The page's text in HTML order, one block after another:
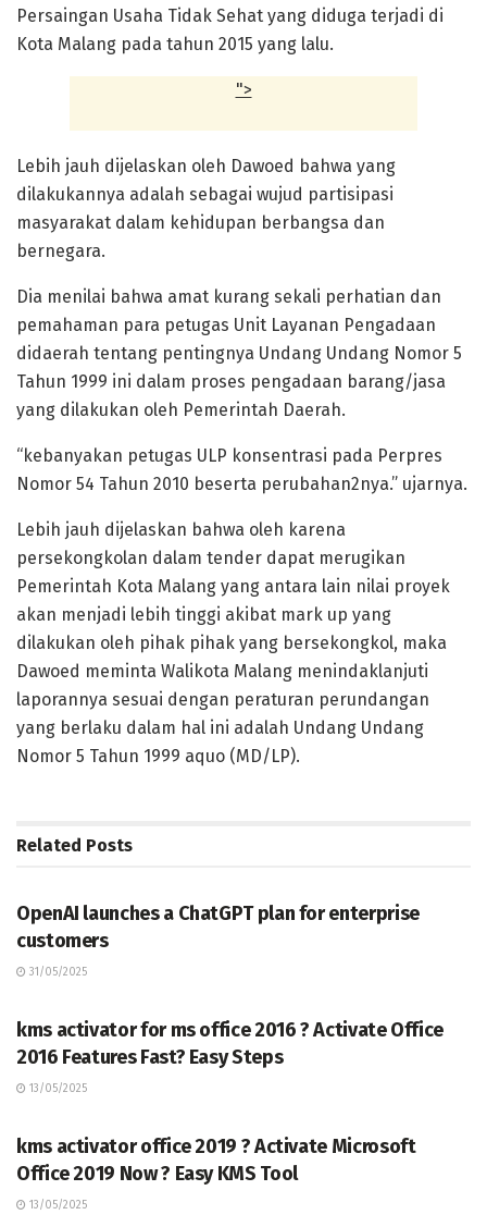
Persaingan Usaha Tidak Sehat yang diduga terjadi di
Kota Malang pada tahun 2015 yang lalu.
">
Lebih jauh dijelaskan oleh Dawoed bahwa yang
dilakukannya adalah sebagai wujud partisipasi
masyarakat dalam kehidupan berbangsa dan
bernegara.
Dia menilai bahwa amat kurang sekali perhatian dan
pemahaman para petugas Unit Layanan Pengadaan
didaerah tentang pentingnya Undang Undang Nomor 5
Tahun 1999 ini dalam proses pengadaan barang/jasa
yang dilakukan oleh Pemerintah Daerah.
“kebanyakan petugas ULP konsentrasi pada Perpres
Nomor 54 Tahun 2010 beserta perubahan2nya.” ujarnya.
Lebih jauh dijelaskan bahwa oleh karena
persekongkolan dalam tender dapat merugikan
Pemerintah Kota Malang yang antara lain nilai proyek
akan menjadi lebih tinggi akibat mark up yang
dilakukan oleh pihak pihak yang bersekongkol, maka
Dawoed meminta Walikota Malang menindaklanjuti
laporannya sesuai dengan peraturan perundangan
yang berlaku dalam hal ini adalah Undang Undang
Nomor 5 Tahun 1999 aquo (MD/LP).
Related Posts
OpenAI launches a ChatGPT plan for enterprise
customers
31/05/2025
kms activator for ms office 2016 ? Activate Office
2016 Features Fast? Easy Steps
13/05/2025
kms activator office 2019 ? Activate Microsoft
Office 2019 Now ? Easy KMS Tool
13/05/2025